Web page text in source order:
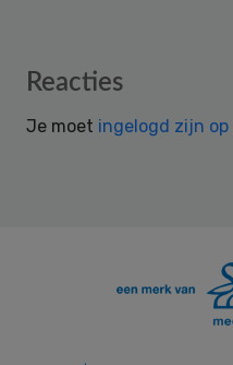
Reader
Reacties
Je moet ingelogd zijn op